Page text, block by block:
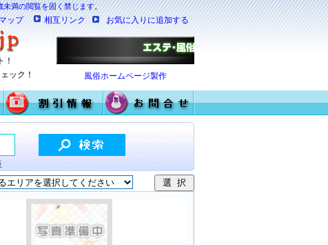
未満の閲覧を固く禁じます。
ップ 相互リンク お気に入りに追加する
！
ック！
風俗ホームページ製作